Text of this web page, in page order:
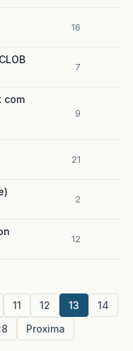
16
7
com
9
21
2
12
11 12 13
14
Proxima